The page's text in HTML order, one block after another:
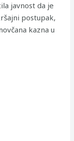
javnost da je
postupak,
kazna u